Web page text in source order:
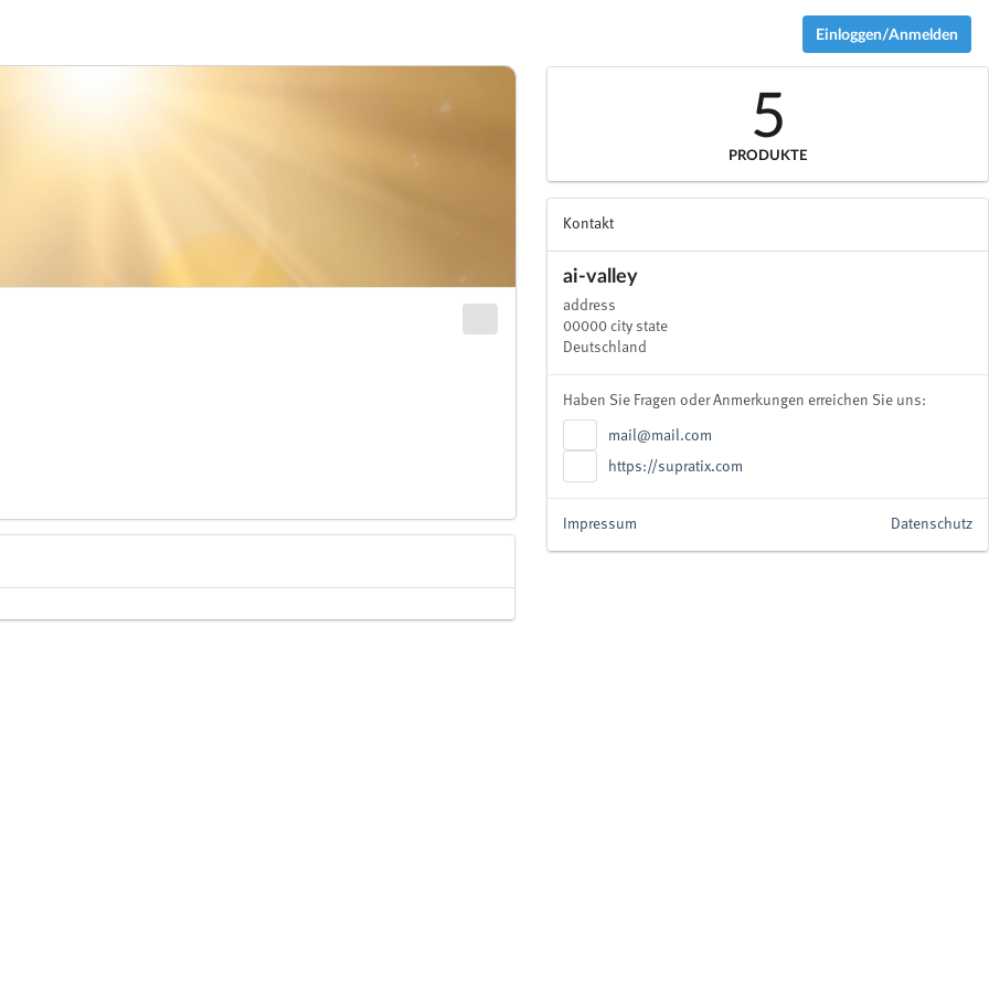
Einloggen/Anmelden
5
PRODUKTE
Kontakt
ai-valley
address
00000 city state
Deutschland
Haben Sie Fragen oder Anmerkungen erreichen Sie uns:
mail@mail.com
https://supratix.com
Datenschutz
Impressum